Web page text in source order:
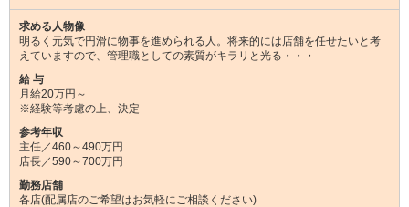
求める人物像
明るく元気で円滑に物事を進められる人。将来的には店舗を任せたいと考
えていますので、管理職としての素質がキラリと光る・・・
給 与
月給20万円～
※経験等考慮の上、決定
参考年収
主任／460～490万円
店長／590～700万円
勤務店舗
各店(配属店のご希望はお気軽にご相談ください)